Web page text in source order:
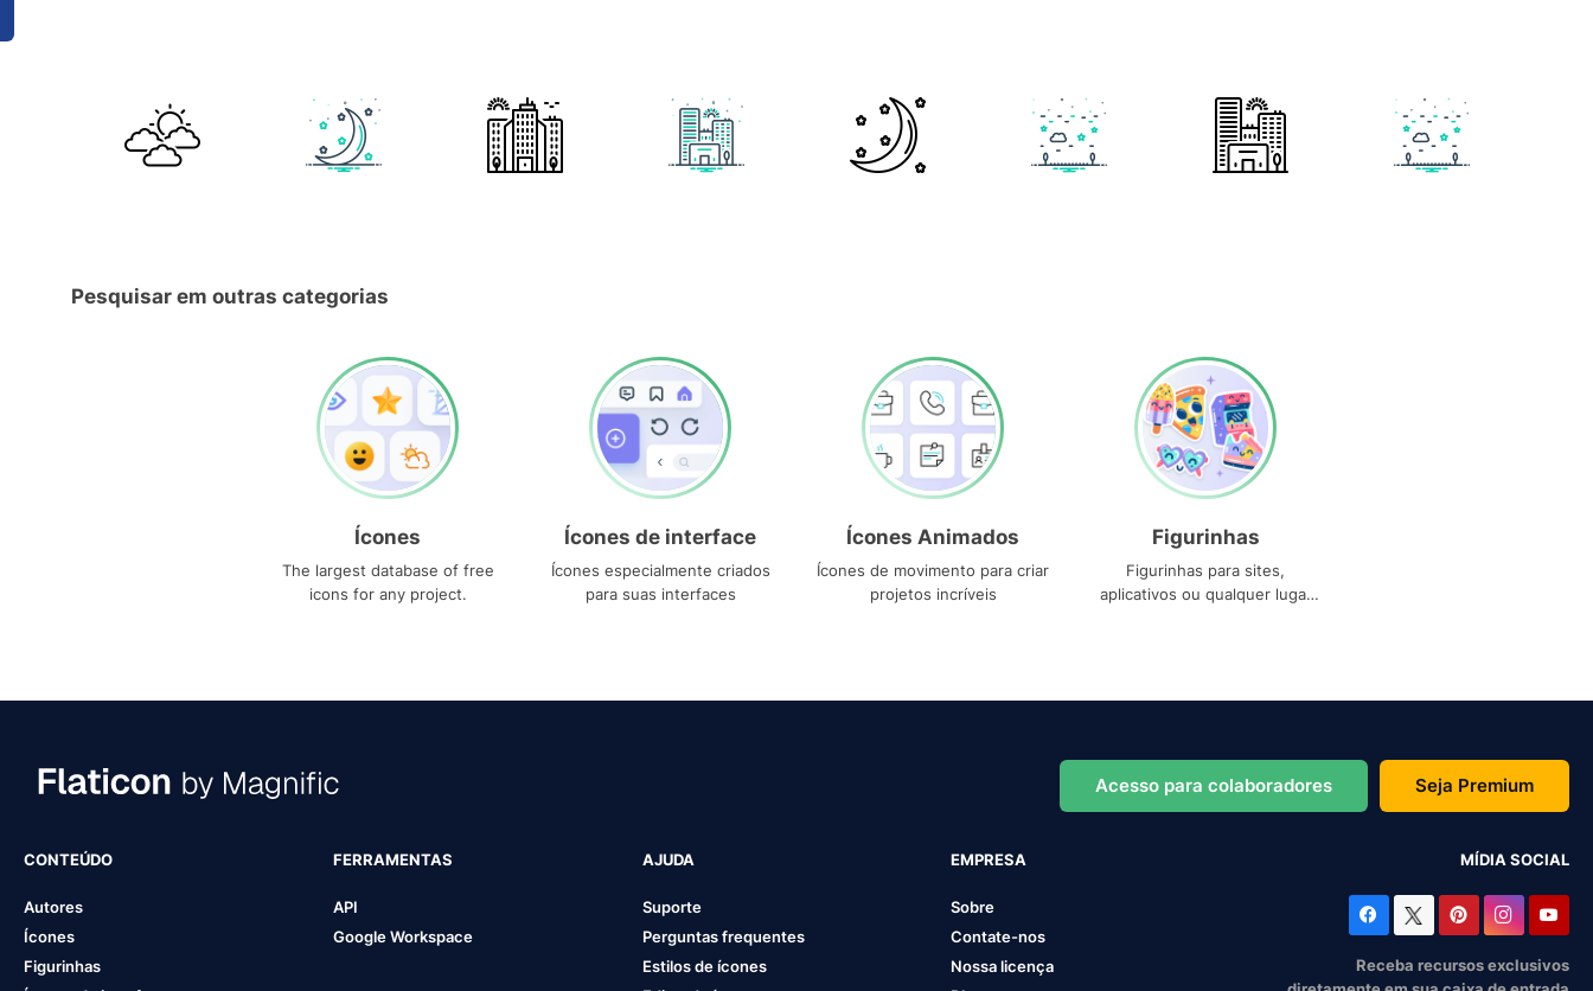
Pesquisar em outras categorias
Ícones
The largest database of free
icons for any project.
Ícones de interface
Ícones especialmente criados
para suas interfaces
Ícones Animados
Ícones de movimento para criar
projetos incríveis
Figurinhas
Figurinhas para sites,
aplicativos ou qualquer lugar
Acesso para colaboradores Seja Premium
CONTEÚDO
Autores
Ícones
Figurinhas
FERRAMENTAS
API
Google Workspace
AJUDA
Suporte
Perguntas frequentes
Estilos de ícones
EMPRESA
Sobre
Contate-nos
Nossa licença
MÍDIA SOCIAL
Receba recursos exclusivos